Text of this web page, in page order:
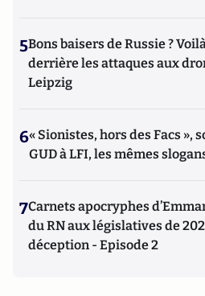
5Bons baisers de Russie ?
derrière les attaques aux
Leipzig
6« Sionistes, hors des Facs »,
GUD à LFI, les mêmes
7Carnets apocryphes
du RN aux législatives de
déception - Episode 2